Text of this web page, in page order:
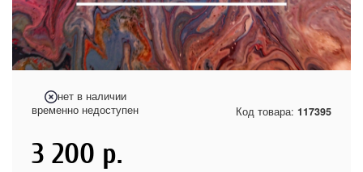
нет в наличии
временно недоступен
Код товара: 117395
3 200 р.